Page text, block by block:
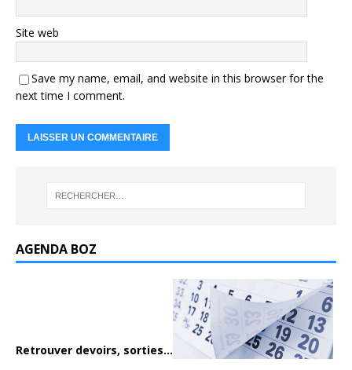
Site web
Save my name, email, and website in this browser for the
next time I comment.
AGENDA BOZ
Retrouver devoirs, sorties...